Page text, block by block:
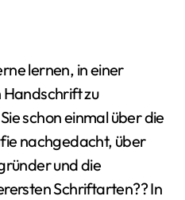
zu
schon einmal über die
nachgedacht, über
und die
Schriftarten?? In